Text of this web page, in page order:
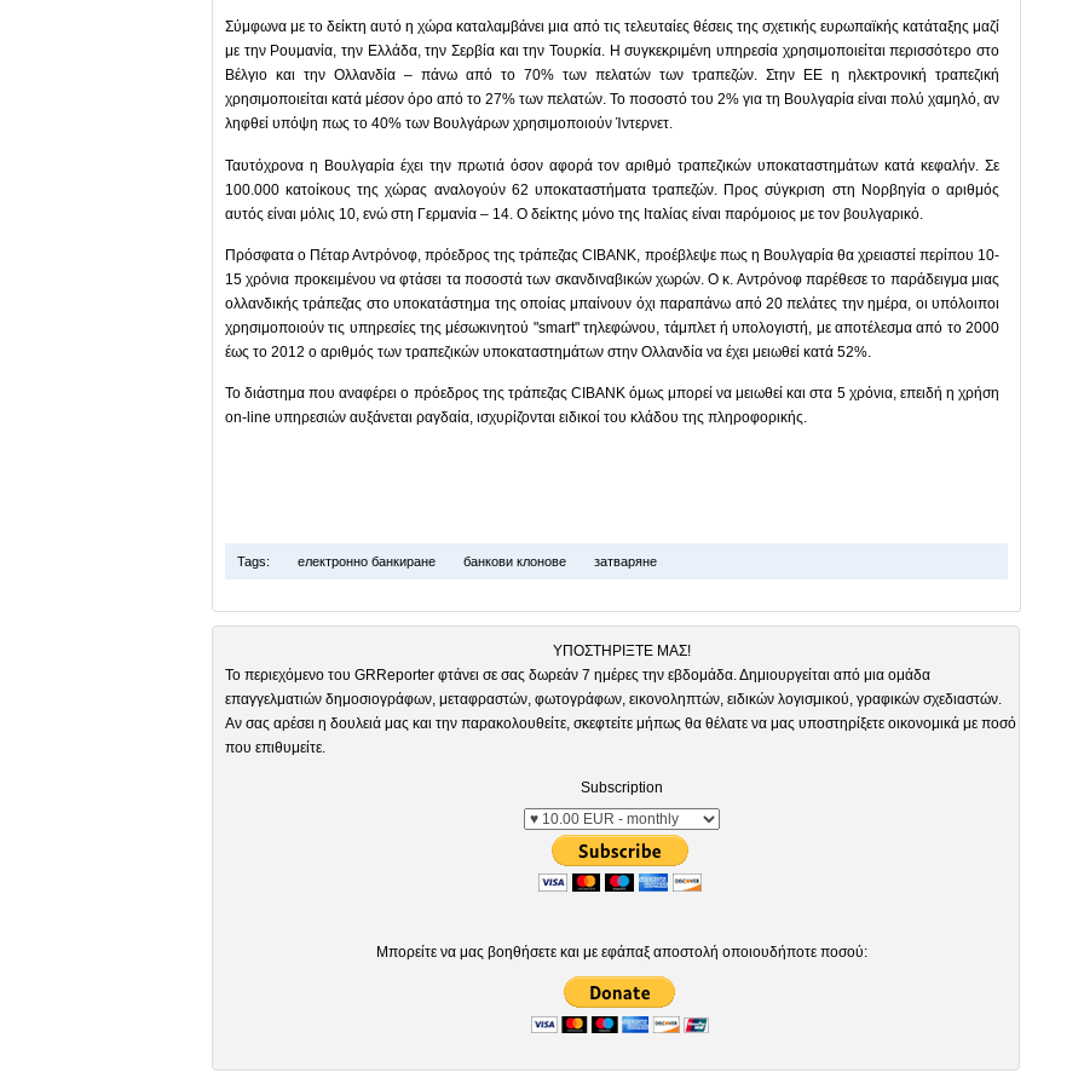
Σύμφωνα με το δείκτη αυτό η χώρα καταλαμβάνει μια από τις τελευταίες θέσεις της σχετικής ευρωπαϊκής κατάταξης μαζί
με την Ρουμανία, την Ελλάδα, την Σερβία και την Τουρκία. Η συγκεκριμένη υπηρεσία χρησιμοποιείται περισσότερο στο
Βέλγιο και την Ολλανδία – πάνω από το 70% των πελατών των τραπεζών. Στην ΕΕ η ηλεκτρονική τραπεζική
χρησιμοποιείται κατά μέσον όρο από το 27% των πελατών. Το ποσοστό του 2% για τη Βουλγαρία είναι πολύ χαμηλό, αν
ληφθεί υπόψη πως το 40% των Βουλγάρων χρησιμοποιούν Ίντερνετ.
Ταυτόχρονα η Βουλγαρία έχει την πρωτιά όσον αφορά τον αριθμό τραπεζικών υποκαταστημάτων κατά κεφαλήν. Σε
100.000 κατοίκους της χώρας αναλογούν 62 υποκαταστήματα τραπεζών. Προς σύγκριση στη Νορβηγία ο αριθμός
αυτός είναι μόλις 10, ενώ στη Γερμανία – 14. Ο δείκτης μόνο της Ιταλίας είναι παρόμοιος με τον βουλγαρικό.
Πρόσφατα ο Πέταρ Αντρόνοφ, πρόεδρος της τράπεζας CIBANK, προέβλεψε πως η Βουλγαρία θα χρειαστεί περίπου 10-
15 χρόνια προκειμένου να φτάσει τα ποσοστά των σκανδιναβικών χωρών. Ο κ. Αντρόνοφ παρέθεσε το παράδειγμα μιας
ολλανδικής τράπεζας στο υποκατάστημα της οποίας μπαίνουν όχι παραπάνω από 20 πελάτες την ημέρα, οι υπόλοιποι
χρησιμοποιούν τις υπηρεσίες της μέσωκινητού "smart" τηλεφώνου, τάμπλετ ή υπολογιστή, με αποτέλεσμα από το 2000
έως το 2012 ο αριθμός των τραπεζικών υποκαταστημάτων στην Ολλανδία να έχει μειωθεί κατά 52%.
Το διάστημα που αναφέρει ο πρόεδρος της τράπεζας CIBANK όμως μπορεί να μειωθεί και στα 5 χρόνια, επειδή η χρήση
on-line υπηρεσιών αυξάνεται ραγδαία, ισχυρίζονται ειδικοί του κλάδου της πληροφορικής.
Tags: електронно банкиране банкови клонове затваряне
ΥΠΟΣΤΗΡΙΞΤΕ ΜΑΣ!
Το περιεχόμενο του GRReporter φτάνει σε σας δωρεάν 7 ημέρες την εβδομάδα. Δημιουργείται από μια ομάδα
επαγγελματιών δημοσιογράφων, μεταφραστών, φωτογράφων, εικονοληπτών, ειδικών λογισμικού, γραφικών σχεδιαστών.
Αν σας αρέσει η δουλειά μας και την παρακολουθείτε, σκεφτείτε μήπως θα θέλατε να μας υποστηρίξετε οικονομικά με ποσό
που επιθυμείτε.
Subscription
Μπορείτε να μας βοηθήσετε και με εφάπαξ αποστολή οποιουδήποτε ποσού: